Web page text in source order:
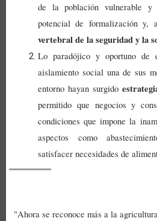
de la población vulnerable y
potencial de formalización y,
vertebral de la seguridad y la
Lo paradójico y oportuno
aislamiento social una de sus
entorno hayan surgido
permitido que negocios y
condiciones que impone la
aspectos como
satisfacer necesidades de
"Ahora se reconoce más a la